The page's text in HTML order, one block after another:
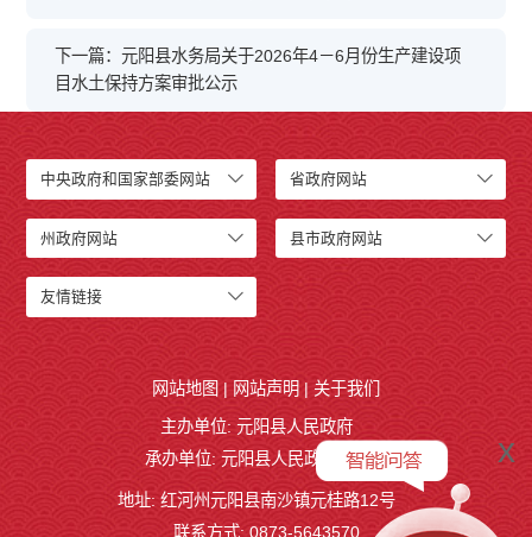
下一篇：元阳县水务局关于2026年4－6月份生产建设项
目水土保持方案审批公示
中央政府和国家部委网站 省政府网站
州政府网站 县市政府网站
友情链接
x
网站地图 | 网站声明 | 关于我们
主办单位: 元阳县人民政府
承办单位: 元阳县人民政府办公室
地址: 红河州元阳县南沙镇元桂路12号
联系方式: 0873-5643570